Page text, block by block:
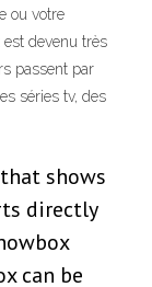
ou votre
est devenu très
passent par
séries tv, des
shows
directly
can be